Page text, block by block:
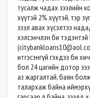
тусалж чадах зээлийн
хүүтэй 2% хүүтэй, тэр
зээл авах хүсэлтээ
хэлсэнчлэн би
(
итгэсэнгүй гэхдээ би
бол 24 цагийн дотор
аз жаргалтай, баян
талархаж байна